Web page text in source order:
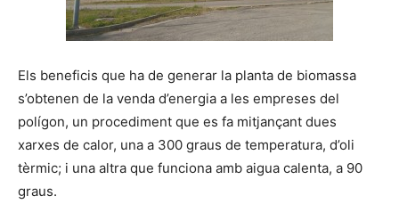
Els beneficis que ha de generar la planta de biomassa
s’obtenen de la venda d’energia a les empreses del
polígon, un procediment que es fa mitjançant dues
xarxes de calor, una a 300 graus de temperatura, d’oli
tèrmic; i una altra que funciona amb aigua calenta, a 90
graus.